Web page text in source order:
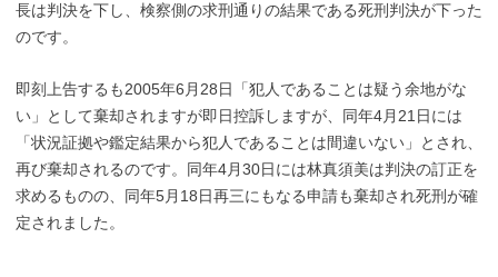
長は判決を下し、検察側の求刑通りの結果である死刑判決が下った
のです。
即刻上告するも2005年6月28日「犯人であることは疑う余地がな
い」として棄却されますが即日控訴しますが、同年4月21日には
「状況証拠や鑑定結果から犯人であることは間違いない」とされ、
再び棄却されるのです。同年4月30日には林真須美は判決の訂正を
求めるものの、同年5月18日再三にもなる申請も棄却され死刑が確
定されました。